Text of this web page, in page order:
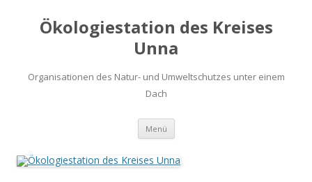
Ökologiestation des Kreises
Unna
Organisationen des Natur- und Umweltschutzes unter einem
Dach
Menü Zum
springen